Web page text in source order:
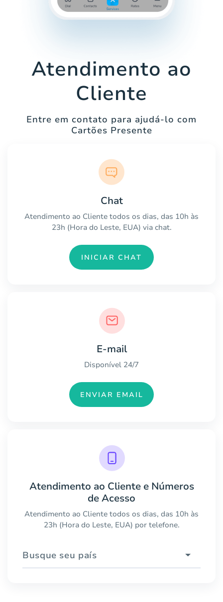
Atendimento ao
Cliente
Entre em contato para ajudá-lo com
Cartões Presente
Chat
Atendimento ao Cliente todos os dias, das 10h às
23h (Hora do Leste, EUA) via chat.
INICIAR CHAT
E-mail
Disponível 24/7
ENVIAR EMAIL
Atendimento ao Cliente e Números
de Acesso
Atendimento ao Cliente todos os dias, das 10h às
23h (Hora do Leste, EUA) por telefone.
Busque seu país